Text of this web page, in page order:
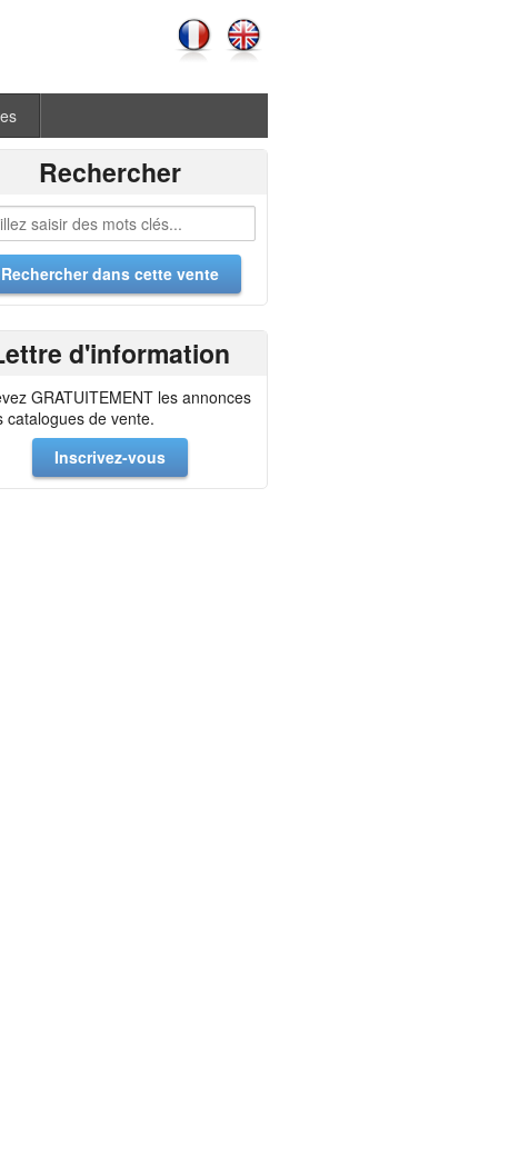
Rechercher
d'information
GRATUITEMENT les annonces
catalogues de vente.
Inscrivez-vous